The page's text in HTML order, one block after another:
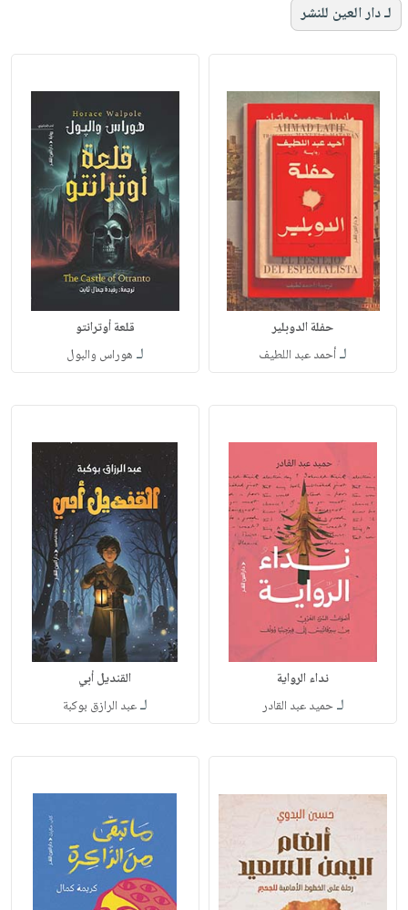
لـ دار العين للنشر
حفلة الدوبلير
لـأحمد عبد اللطيف
قلعة أوترانتو
لـ هوراس والبول
نداء الرواية
لـحميد عبد القادر
القنديل أبي
لـعبد الرازق بوكبة